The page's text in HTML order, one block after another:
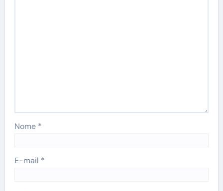
Nome *
E-mail *